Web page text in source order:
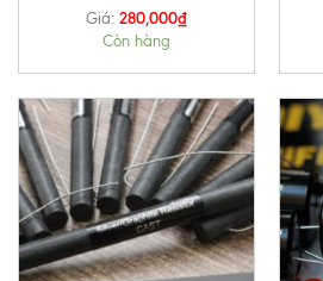
Giá: 280,000₫
Còn hàng